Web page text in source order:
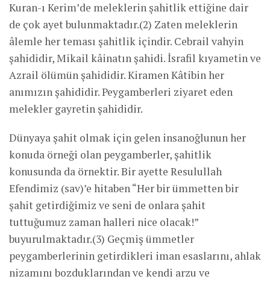
Kuran-ı Kerim’de meleklerin şahitlik ettiğine dair
de çok ayet bulunmaktadır.(2) Zaten meleklerin
âlemle her teması şahitlik içindir. Cebrail vahyin
şahididir, Mikail kâinatın şahidi. İsrafil kıyametin ve
Azrail ölümün şahididir. Kiramen Kâtibin her
anımızın şahididir. Peygamberleri ziyaret eden
melekler gayretin şahididir.
Dünyaya şahit olmak için gelen insanoğlunun her
konuda örneği olan peygamberler, şahitlik
konusunda da örnektir. Bir ayette Resulullah
Efendimiz (sav)’e hitaben “Her bir ümmetten bir
şahit getirdiğimiz ve seni de onlara şahit
tuttuğumuz zaman halleri nice olacak!”
buyurulmaktadır.(3) Geçmiş ümmetler
peygamberlerinin getirdikleri iman esaslarını, ahlak
nizamını bozduklarından ve kendi arzu ve